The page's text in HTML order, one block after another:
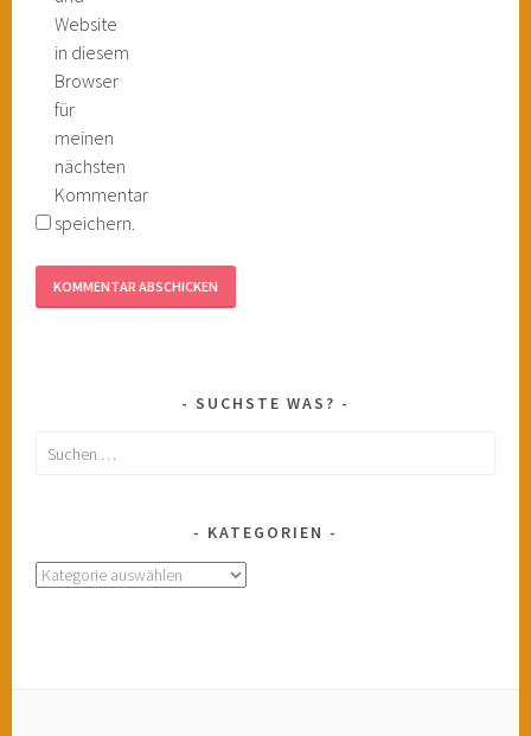
Website
in diesem
Browser
für
meinen
nächsten
Kommentar
speichern.
SUCHSTE WAS?
Suchen
KATEGORIEN
Kategorien